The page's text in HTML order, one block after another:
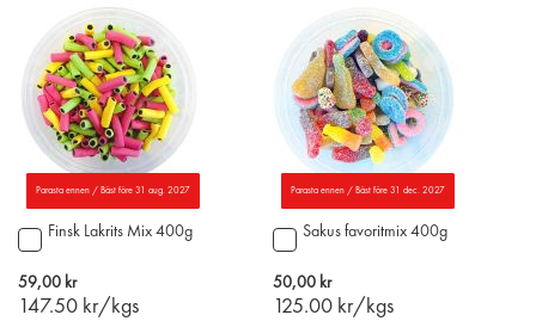
ÖNSKELISTAN
JÄMFÖR ÖNSKELISTAN
JÄMFÖR
Parasta ennen / Bäst före 31 aug. 2027
Finsk Lakrits Mix 400g
59,00 kr
147.50 kr/kgs
Lägg
i
varukorgen
Parasta ennen / Bäst före 31 dec. 2027
Sakus favoritmix 400g
50,00 kr
125.00 kr/kgs
Lägg
i
varukorgen